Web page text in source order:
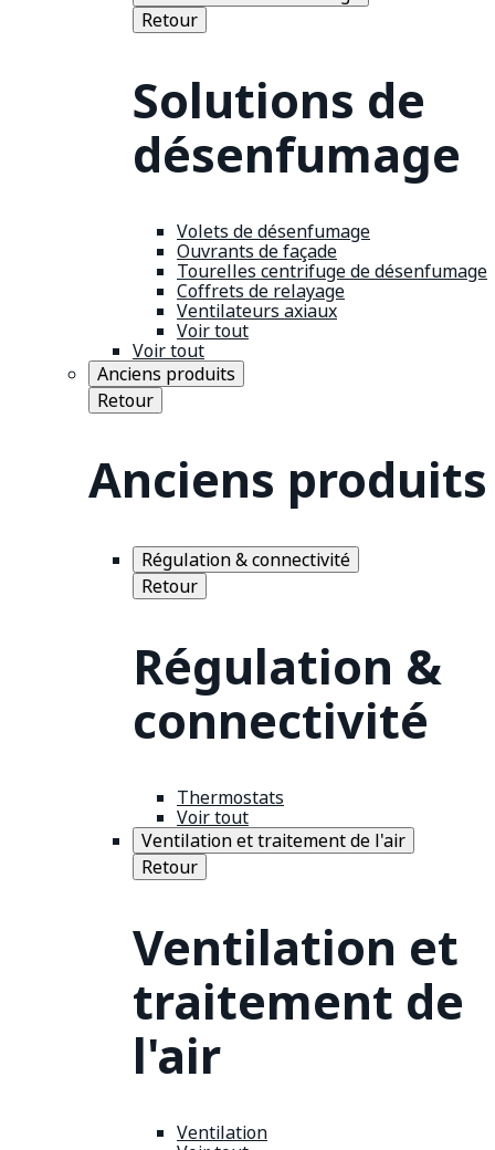
Retour
Solutions de
désenfumage
Volets de désenfumage
Ouvrants de façade
Tourelles centrifuge de désenfumage
Coffrets de relayage
Ventilateurs axiaux
Voir tout
Voir tout
Anciens produits
Retour
Anciens produits
Régulation & connectivité
Retour
Régulation &
connectivité
Thermostats
Voir tout
Ventilation et traitement de l'air
Retour
Ventilation et
traitement de
l'air
Ventilation